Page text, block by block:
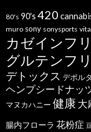
80's 90's 420
muro sony sonysports
カゼインフ
グルテンフ
デトックス デポル
ヘンプシードナッ
マヌカハニー 健康 大
腸内フローラ 花粉症